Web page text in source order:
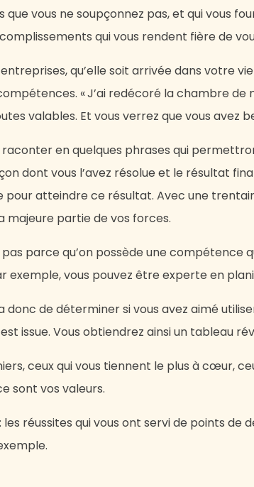
que vous ne soupçonnez pas, et qui vous
qui vous rendent fière de
qu’elle soit arrivée dans votre
« J’ai redécoré la chambre de
valables. Et vous verrez que vous avez
en quelques phrases qui
dont vous l’avez résolue et le résultat
atteindre ce résultat. Avec une
majeure partie de vos forces.
parce qu’on possède une compétence
exemple, vous pouvez être experte en
donc de déterminer si vous avez aimé
issue. Vous obtiendrez ainsi un tableau
ceux qui vous tiennent le plus à cœur,
sont vos valeurs.
les réussites qui vous ont servi de points